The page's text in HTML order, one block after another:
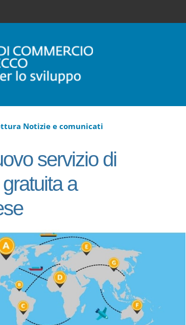
Notizie e comunicati
servizio di
a